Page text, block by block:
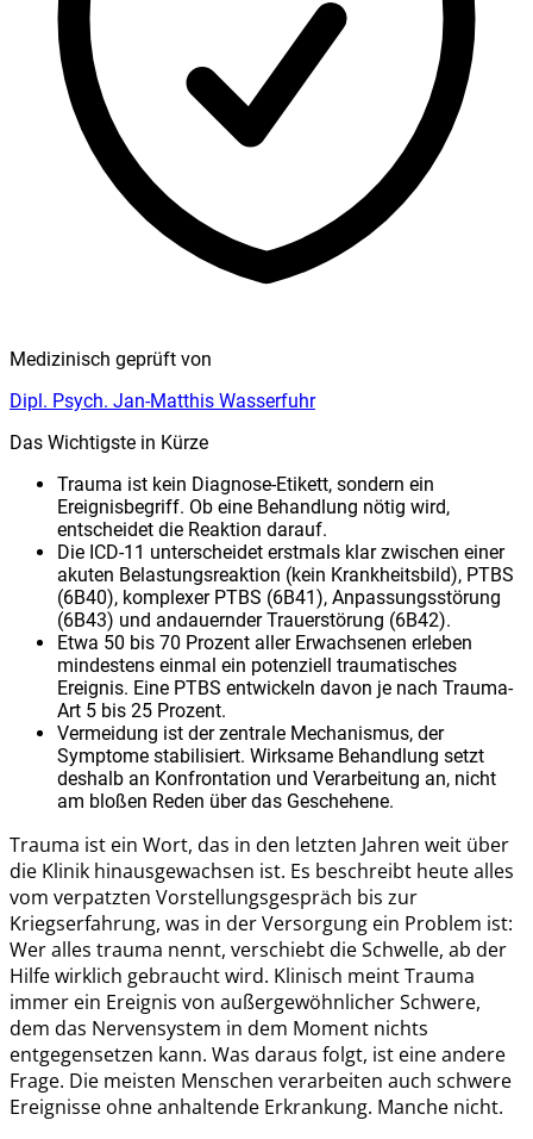
Medizinisch geprüft von
Dipl. Psych. Jan-Matthis Wasserfuhr
Das Wichtigste in Kürze
Trauma ist kein Diagnose-Etikett, sondern ein
Ereignisbegriff. Ob eine Behandlung nötig wird,
entscheidet die Reaktion darauf.
Die ICD-11 unterscheidet erstmals klar zwischen einer
akuten Belastungsreaktion (kein Krankheitsbild), PTBS
(6B40), komplexer PTBS (6B41), Anpassungsstörung
(6B43) und andauernder Trauerstörung (6B42).
Etwa 50 bis 70 Prozent aller Erwachsenen erleben
mindestens einmal ein potenziell traumatisches
Ereignis. Eine PTBS entwickeln davon je nach Trauma-
Art 5 bis 25 Prozent.
Vermeidung ist der zentrale Mechanismus, der
Symptome stabilisiert. Wirksame Behandlung setzt
deshalb an Konfrontation und Verarbeitung an, nicht
am bloßen Reden über das Geschehene.
Trauma ist ein Wort, das in den letzten Jahren weit über
die Klinik hinausgewachsen ist. Es beschreibt heute alles
vom verpatzten Vorstellungsgespräch bis zur
Kriegserfahrung, was in der Versorgung ein Problem ist:
Wer alles trauma nennt, verschiebt die Schwelle, ab der
Hilfe wirklich gebraucht wird. Klinisch meint Trauma
immer ein Ereignis von außergewöhnlicher Schwere,
dem das Nervensystem in dem Moment nichts
entgegensetzen kann. Was daraus folgt, ist eine andere
Frage. Die meisten Menschen verarbeiten auch schwere
Ereignisse ohne anhaltende Erkrankung. Manche nicht.